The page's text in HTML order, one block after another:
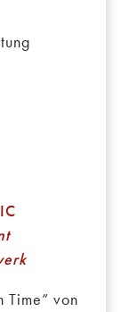
Time” von